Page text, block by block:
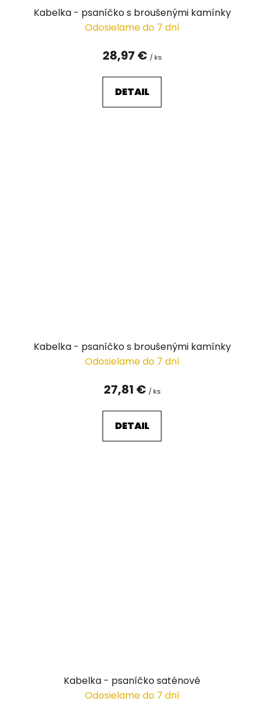
Kabelka - psaníčko s broušenými kamínky
Odosielame do 7 dní
28,97 € / ks
DETAIL
Kabelka - psaníčko s broušenými kamínky
Odosielame do 7 dní
27,81 € / ks
DETAIL
Kabelka - psaníčko saténové
Odosielame do 7 dní